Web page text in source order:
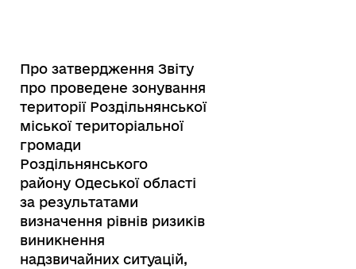
Про затвердження Звіту
про проведене зонування
території Роздільнянської
міської територіальної
громади
Роздільнянського
району Одеської області
за результатами
визначення рівнів ризиків
виникнення
надзвичайних ситуацій,